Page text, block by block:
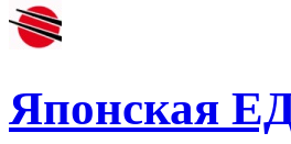
Японская